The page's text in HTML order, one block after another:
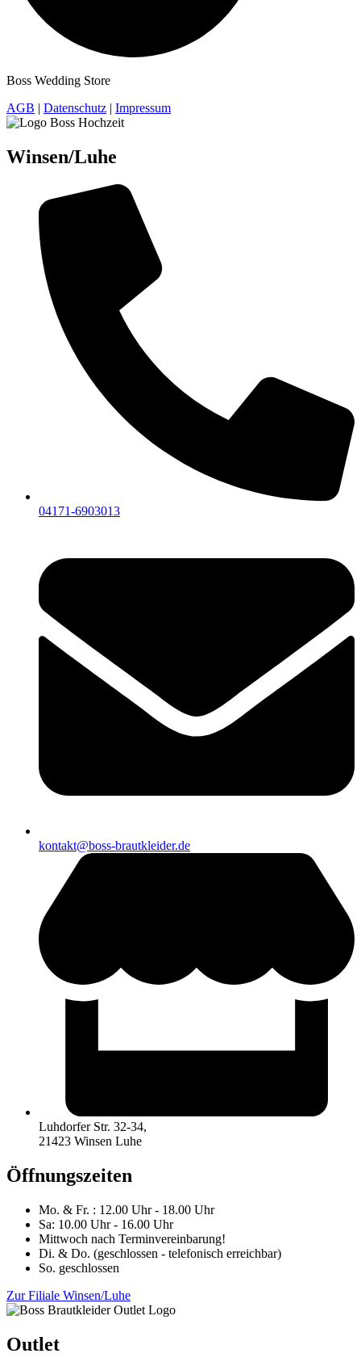
Boss Wedding Store
AGB
Datenschutz Impressum
Winsen/Luhe
04171-6903013
kontakt@boss-brautkleider.de
Luhdorfer Str. 32-34,
21423 Winsen Luhe
Öffnungszeiten
Mo. & Fr. : 12.00 Uhr - 18.00 Uhr
Sa: 10.00 Uhr - 16.00 Uhr
Mittwoch nach Terminvereinbarung!
Di. & Do. (geschlossen - telefonisch erreichbar)
So. geschlossen
Zur Filiale Winsen/Luhe
Outlet